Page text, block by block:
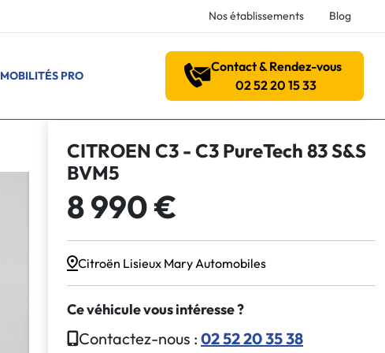
Nos établissements Blog
MOBILITÉS PRO
Contact & Rendez-vous
02 52 20 15 33
CITROEN C3 - C3 PureTech 83 S&S
BVM5
8 990 €
Citroën Lisieux Mary Automobiles
Ce véhicule vous intéresse ?
Contactez-nous : 02 52 20 35 38